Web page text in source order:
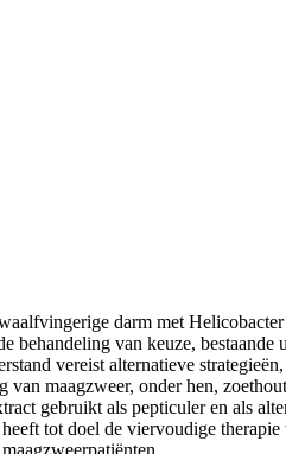
darm met
behandeling van keuze,
vereist alternatieve
maagzweer, onder hen,
gebruikt als pepticuler en als
tot doel de viervoudige